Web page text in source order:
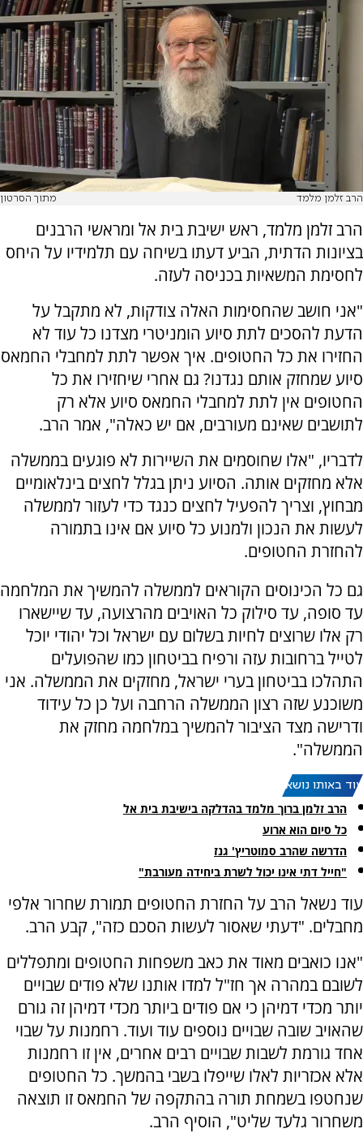
הרב זלמן מלמד מתוך הסרטון
הרב זלמן מלמד, ראש ישיבת בית אל ומראשי הרבנים
בציונות הדתית, הביע דעתו בשיחה עם תלמידיו על היחס
לחסימת המשאיות בכניסה לעזה.
"אני חושב שהחסימות האלה צודקות, לא מתקבל על
הדעת להסכים לתת סיוע הומניטרי מצדנו כל עוד לא
החזירו את כל החטופים. איך אפשר לתת למחבלי החמאס
סיוע שמחזק אותם נגדנו? גם אחרי שיחזירו את כל
החטופים אין לתת למחבלי החמאס סיוע אלא רק
לתושבים שאינם מעורבים, אם יש כאלה", אמר הרב.
לדבריו, "אלו שחוסמים את השיירות לא פוגעים בממשלה
אלא מחזקים אותה. הסיוע ניתן בגלל לחצים בינלאומיים
מבחוץ, וצריך להפעיל לחצים כנגד כדי לעזור לממשלה
לעשות את הנכון ולמנוע כל סיוע אם אינו בתמורה
להחזרת החטופים.
גם כל הכינוסים הקוראים לממשלה להמשיך את המלחמה
עד סופה, עד סילוק כל האויבים מהרצועה, עד שיישארו
רק אלו שרוצים לחיות בשלום עם ישראל וכל יהודי יוכל
לטייל ברחובות עזה ורפיח בביטחון כמו שהפועלים
התהלכו בביטחון בערי ישראל, מחזקים את הממשלה. אני
משוכנע שזה רצון הממשלה הרחבה ועל כן כל עידוד
ודרישה מצד הציבור להמשיך במלחמה מחזק את
הממשלה".
עוד באותו נושא:
הרב זלמן ברוך מלמד בהדלקה בישיבת בית אל
כל סיום הוא ארוע
הדרשה שהרב סמוטריץ' גנז
"חייל דתי אינו יכול לשרת ביחידה מעורבת"
עוד נשאל הרב על החזרת החטופים תמורת שחרור אלפי
מחבלים. "דעתי שאסור לעשות הסכם כזה", קבע הרב.
"אנו כואבים מאוד את כאב משפחות החטופים ומתפללים
לשובם במהרה אך חז"ל למדו אותנו שלא פודים שבויים
יותר מכדי דמיהן כי אם פודים ביותר מכדי דמיהן זה גורם
שהאויב שובה שבויים נוספים עוד ועוד. רחמנות על שבוי
אחד גורמת לשבות שבויים רבים אחרים, אין זו רחמנות
אלא אכזריות לאלו שייפלו בשבי בהמשך. כל החטופים
שנחטפו בשמחת תורה בהתקפה של החמאס זו תוצאה
משחרור גלעד שליט", הוסיף הרב.